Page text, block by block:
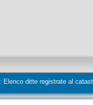
: Elenco ditte registrate al